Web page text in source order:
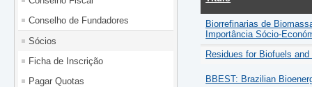
Conselho de Fundadores
Sócios
Ficha de Inscrição
Pagar Quotas
Biorrefinarias de
Importância Sócio-
Residues for Biofuels
BBEST: Brazilian